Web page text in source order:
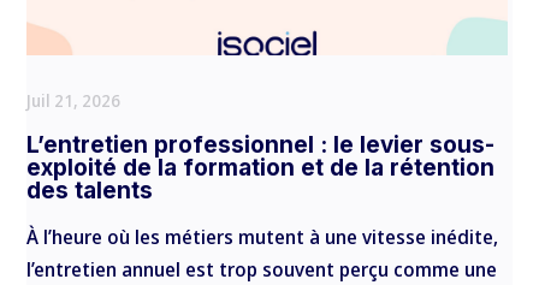
L’entretien professionnel : le levier sous-
exploité de la formation et de la rétention
des talents
Juil 21, 2026
À l’heure où les métiers mutent à une vitesse inédite,
l’entretien annuel est trop souvent perçu comme une